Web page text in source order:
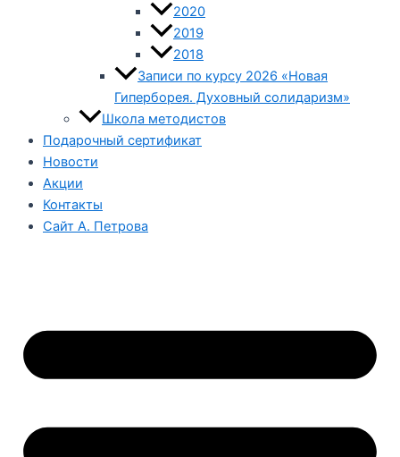
2020
2019
2018
Записи по курсу 2026 «Новая
Гиперборея. Духовный солидаризм»
Школа методистов
Подарочный сертификат
Новости
Акции
Контакты
Сайт А. Петрова